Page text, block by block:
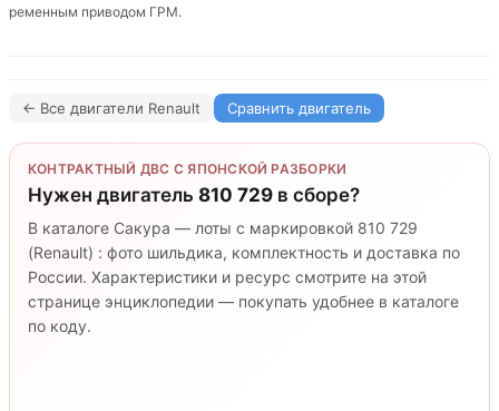
ременным приводом ГРМ.
← Все двигатели Renault Сравнить двигатель
КОНТРАКТНЫЙ ДВС С ЯПОНСКОЙ РАЗБОРКИ
Нужен двигатель 810 729 в сборе?
В каталоге Сакура — лоты с маркировкой 810 729
(Renault) : фото шильдика, комплектность и доставка по
России. Характеристики и ресурс смотрите на этой
странице энциклопедии — покупать удобнее в каталоге
по коду.